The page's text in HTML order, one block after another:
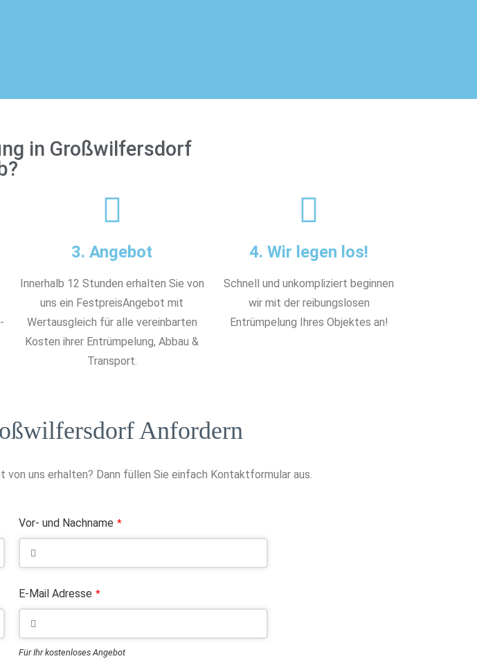
in Großwilfersdorf
3. Angebot
Innerhalb 12 Stunden erhalten Sie von
uns ein FestpreisAngebot mit
Wertausgleich für alle vereinbarten
Kosten ihrer Entrümpelung, Abbau &
Transport.
4. Wir legen los!
Schnell und unkompliziert beginnen
wir mit der reibungslosen
Entrümpelung Ihres Objektes an!
Anfordern
uns erhalten? Dann füllen Sie einfach Kontaktformular aus.
Vor- und Nachname *
E-Mail Adresse *
Für Ihr kostenloses Angebot